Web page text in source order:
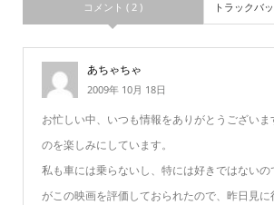
コメント ( 2 ) トラックバ
あちゃちゃ
2009年 10月 18日
お忙しい中、いつも情報をありがとうござい
のを楽しみにしています。
私も車には乗らないし、特には好きではない
がこの映画を評価しておられたので、昨日見に